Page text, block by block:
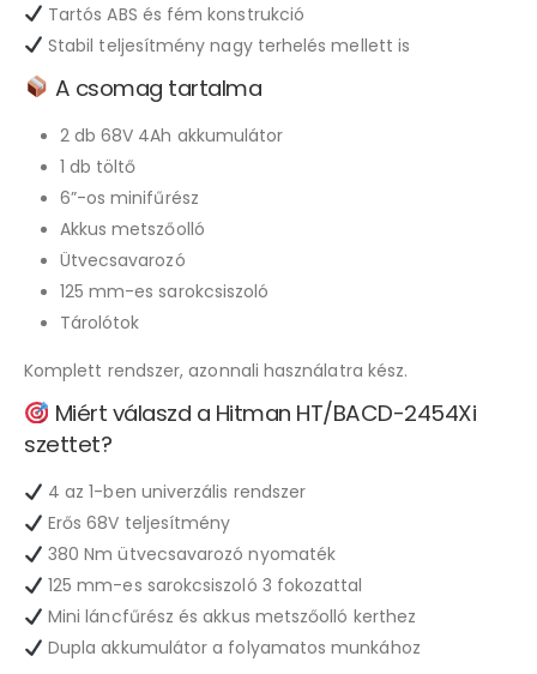
Tartós ABS és fém konstrukció
Stabil teljesítmény nagy terhelés mellett is
A csomag tartalma
2 db 68V 4Ah akkumulátor
1 db töltő
6”-os minifűrész
Akkus metszőolló
Ütvecsavarozó
125 mm-es sarokcsiszoló
Tárolótok
Komplett rendszer, azonnali használatra kész.
Miért válaszd a Hitman HT/BACD-2454Xi
szettet?
4 az 1-ben univerzális rendszer
Erős 68V teljesítmény
380 Nm ütvecsavarozó nyomaték
125 mm-es sarokcsiszoló 3 fokozattal
Mini láncfűrész és akkus metszőolló kerthez
Dupla akkumulátor a folyamatos munkához